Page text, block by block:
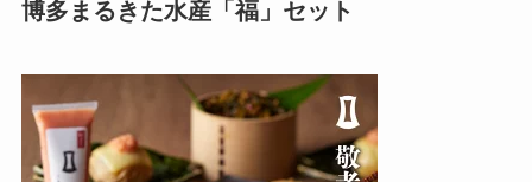
博多まるきた水産「福」セット